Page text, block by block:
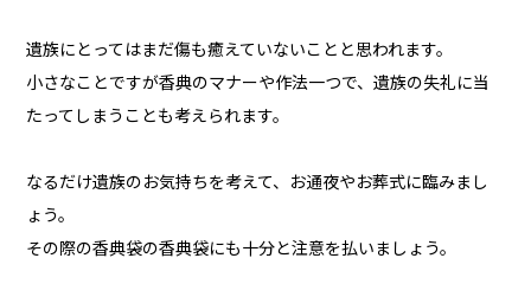
遺族にとってはまだ傷も癒えていないことと思われます。
小さなことですが香典のマナーや作法一つで、遺族の失礼に当
たってしまうことも考えられます。
なるだけ遺族のお気持ちを考えて、お通夜やお葬式に臨みまし
ょう。
その際の香典袋の香典袋にも十分と注意を払いましょう。